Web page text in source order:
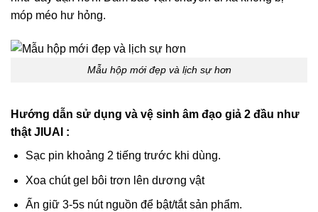
móp méo hư hỏng.
Mẫu hộp mới đẹp và lịch sự hơn
Hướng dẫn sử dụng và vệ sinh âm đạo giả 2 đầu như
thật JIUAI :
Sạc pin khoảng 2 tiếng trước khi dùng.
Xoa chút gel bôi trơn lên dương vật
Ấn giữ 3-5s nút nguồn để bật/tắt sản phẩm.